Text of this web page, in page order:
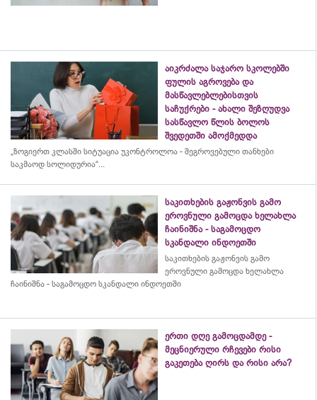
აიკრძალა საჯარო სკოლებში
ფულის აგროვება და
მასწავლებლებისთვის
საჩუქრები - ახალი შეზღუდვა
სასწავლო წლის ბოლოს
შვედეთში ამოქმედდა
„ზოგიერთ კლასში სიტუაცია უკონტროლოა - შეგროვებული თანხები
საკმაოდ სოლიდურია“...
საკითხების გაჟონვის გამო
ეროვნული გამოცდა ხელახლა
ჩაინიშნა - საგამოცდო
სკანდალი ინდოეთში
საკითხების გაჟონვის გამო
ეროვნული გამოცდა ხელახლა
ჩაინიშნა - საგამოცდო სკანდალი ინდოეთში
ერთი დღე გამოცდამდე -
მეცნიერული რჩევები რისი
გაკეთება ღირს და რისი არა?